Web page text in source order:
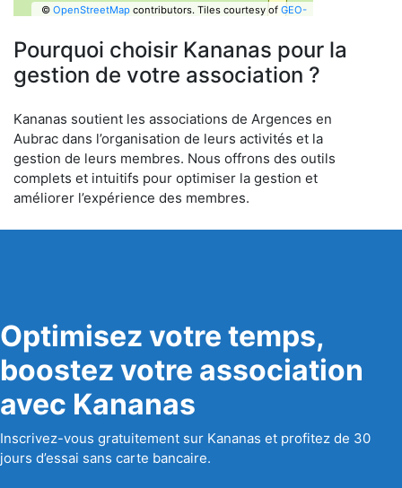
© OpenStreetMapcontributors. Tiles courtesy of GEO-
Pourquoi choisir Kananas pour la
gestion de votre association ?
Kananas soutient les associations de Argences en
Aubrac dans l’organisation de leurs activités et la
gestion de leurs membres. Nous offrons des outils
complets et intuitifs pour optimiser la gestion et
améliorer l’expérience des membres.
Optimisez votre temps,
boostez votre association
avec Kananas
Inscrivez-vous gratuitement sur Kananas et profitez de 30
jours d’essai sans carte bancaire.